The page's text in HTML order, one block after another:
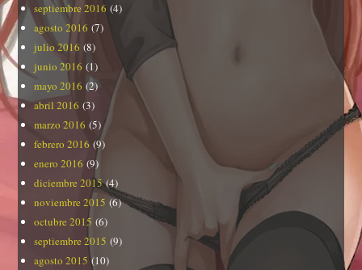
septiembre 2016 (4)
agosto 2016 (7)
julio 2016 (8)
junio 2016 (1)
mayo 2016 (2)
abril 2016 (3)
marzo 2016 (5)
febrero 2016 (9)
enero 2016 (9)
diciembre 2015(4)
noviembre 2015 (6)
octubre 2015 (6)
septiembre 2015 (9)
agosto 2015 (10)